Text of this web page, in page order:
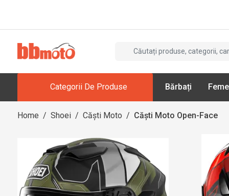
Categorii De Produse Bărbați
Home / Shoei / Căști Moto / Căști Moto Open-Face